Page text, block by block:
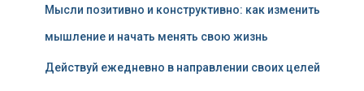
Мысли позитивно и конструктивно: как изменить
мышление и начать менять свою жизнь
Действуй ежедневно в направлении своих целей